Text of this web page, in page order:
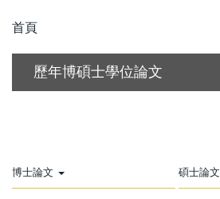
首頁
歷年博碩士學位論文
博士論文 碩士論文